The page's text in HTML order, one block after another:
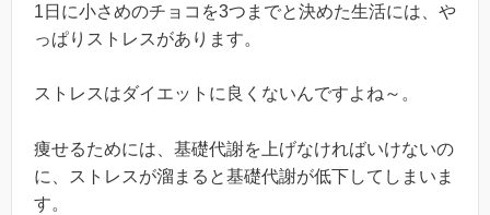
1日に小さめのチョコを3つまでと決めた生活には、や
っぱりストレスがあります。
ストレスはダイエットに良くないんですよね～。
痩せるためには、基礎代謝を上げなければいけないの
に、ストレスが溜まると基礎代謝が低下してしまいま
す。